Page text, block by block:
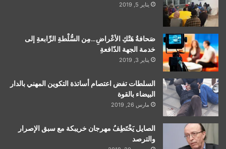
يناير 5, 2019
صَحافةُ هَتْكِ الأعْراضِ…مِن السُّلْطةِ الرِّابعةِ إلى
خدمة الجهة الدّافعةِ
يناير 3, 2019
السلطات تفض اعتصام أساتذة التكوين المهني بالدار
البيضاء بالقوة
مارس 26, 2019
الصايل يَخْتَطِفُ مهرجان خريبكة مع سبق الإصرار
والترصد